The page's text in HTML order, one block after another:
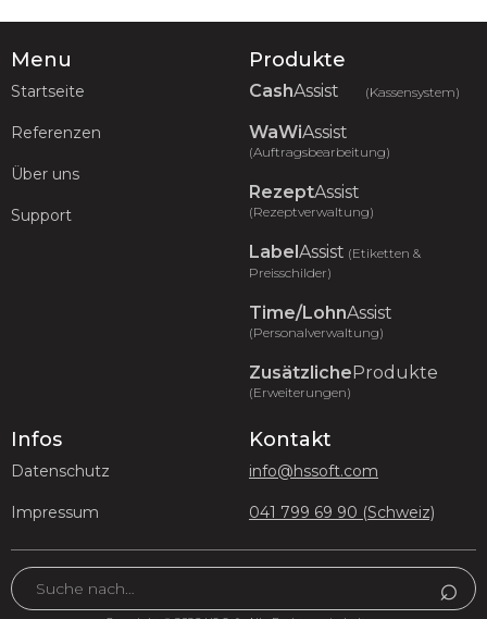
Menu
Startseite
Referenzen
Über uns
Support
Produkte
CashAssist (Kassensystem)
WaWiAssist
(Auftragsbearbeitung)
RezeptAssist
(Rezeptverwaltung)
Label Assist (Etiketten &
Preisschilder)
Time/LohnAssist
(Personalverwaltung)
Zusätzliche Produkte
(Erweiterungen)
Infos
Datenschutz
Impressum
Kontakt
info@hssoft.com
041 799 69 90 (Schweiz)